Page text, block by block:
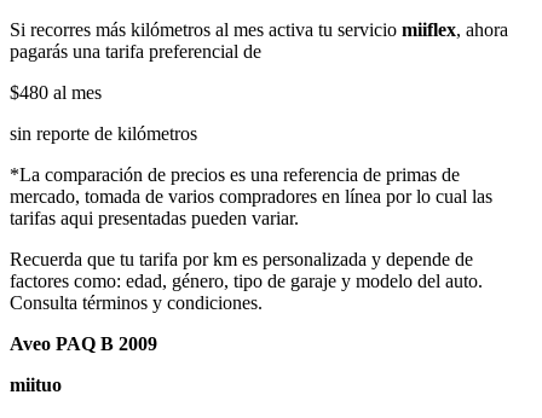
Si recorres más kilómetros al mes activa tu servicio miiflex, ahora
pagarás una tarifa preferencial de
$480 al mes
sin reporte de kilómetros
*La comparación de precios es una referencia de primas de
mercado, tomada de varios compradores en línea por lo cual las
tarifas aqui presentadas pueden variar.
Recuerda que tu tarifa por km es personalizada y depende de
factores como: edad, género, tipo de garaje y modelo del auto.
Consulta términos y condiciones.
Aveo PAQ B 2009
miituo